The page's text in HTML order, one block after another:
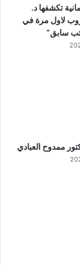
تكشفها د.
لاول مرة في
سابق”
ممدوح العبادي